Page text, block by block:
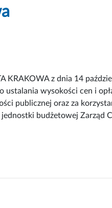
KRAKOWA z dnia 14
wysokości cen i
publicznej oraz za
budżetowej Zarząd